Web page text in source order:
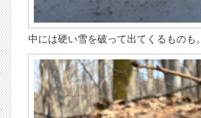
中には硬い雪を破って出てくるものも。